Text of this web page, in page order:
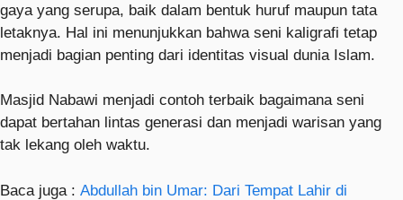
gaya yang serupa, baik dalam bentuk huruf maupun tata
letaknya. Hal ini menunjukkan bahwa seni kaligrafi tetap
menjadi bagian penting dari identitas visual dunia Islam.
Masjid Nabawi menjadi contoh terbaik bagaimana seni
dapat bertahan lintas generasi dan menjadi warisan yang
tak lekang oleh waktu.
Baca juga : Abdullah bin Umar: Dari Tempat Lahir di